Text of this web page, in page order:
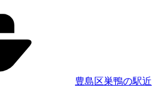
豊島区巣鴨の駅近